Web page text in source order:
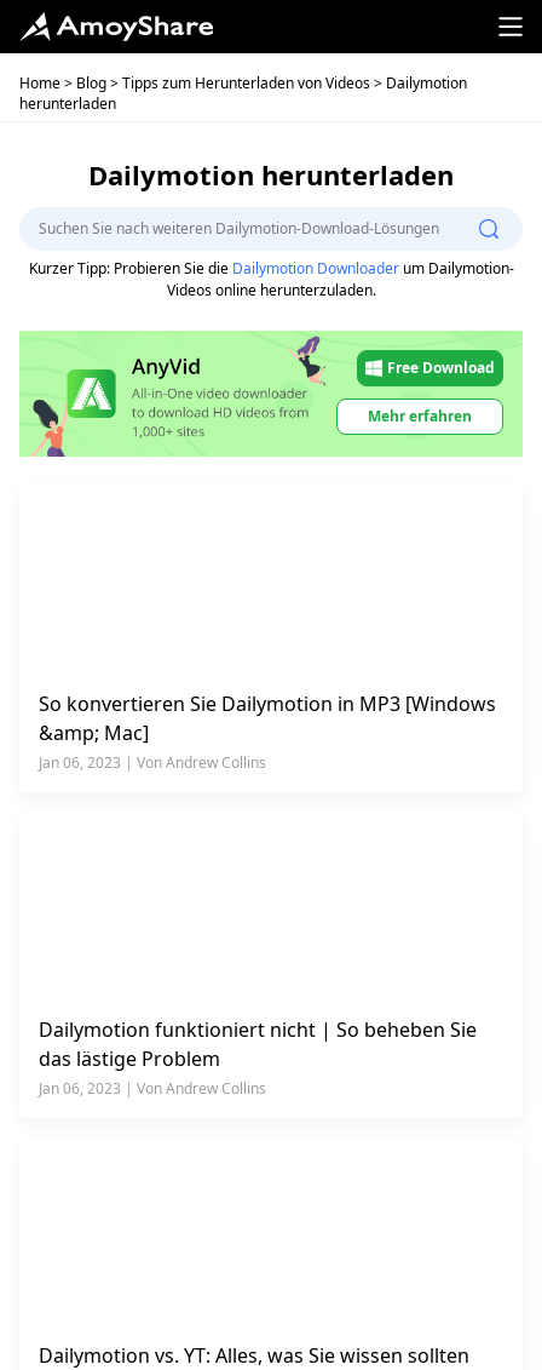
Home> Blog>Tipps zum Herunterladen von Videos> Dailymotion
herunterladen
Dailymotion herunterladen
Kurzer Tipp: Probieren Sie die Dailymotion Downloaderum Dailymotion-
Videos online herunterzuladen.
Free Download
Mehr erfahren
So konvertieren Sie Dailymotion in MP3 [Windows
&amp; Mac]
Jan 06, 2023 | Von Andrew Collins
Dailymotion funktioniert nicht | So beheben Sie
das lästige Problem
Jan 06, 2023 | Von Andrew Collins
Dailymotion vs. YT: Alles, was Sie wissen sollten